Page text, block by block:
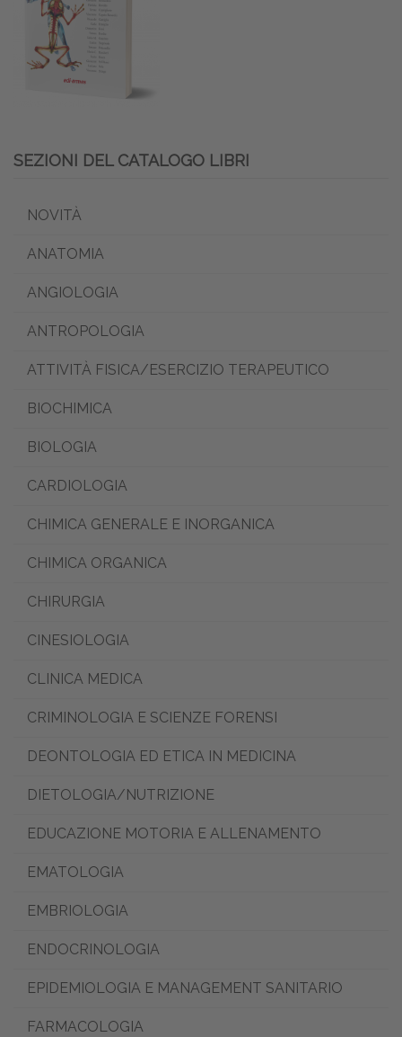
SEZIONI DEL CATALOGO LIBRI
NOVITÀ
ANATOMIA
ANGIOLOGIA
ANTROPOLOGIA
ATTIVITÀ FISICA/ESERCIZIO TERAPEUTICO
BIOCHIMICA
BIOLOGIA
CARDIOLOGIA
CHIMICA GENERALE E INORGANICA
CHIMICA ORGANICA
CHIRURGIA
CINESIOLOGIA
CLINICA MEDICA
CRIMINOLOGIA E SCIENZE FORENSI
DEONTOLOGIA ED ETICA IN MEDICINA
DIETOLOGIA/NUTRIZIONE
EDUCAZIONE MOTORIA E ALLENAMENTO
EMATOLOGIA
EMBRIOLOGIA
ENDOCRINOLOGIA
EPIDEMIOLOGIA E MANAGEMENT SANITARIO
FARMACOLOGIA